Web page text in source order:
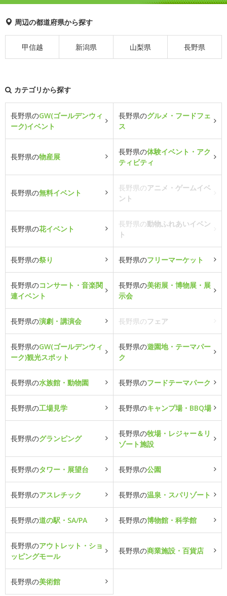
周辺の都道府県から探す
甲信越 新潟県 山梨県 長野県
カテゴリから探す
長野県のGW(ゴールデンウィ
ーク)イベント
長野県のグルメ・フードフェ
ス
長野県の物産展
長野県の体験イベント・アク
ティビティ
長野県の無料イベント
長野県のアニメ・ゲームイベ
ント
長野県の花イベント
長野県の動物ふれあいイベン
ト
長野県の祭り 長野県のフリーマーケット
長野県のコンサート・音楽関
連イベント
長野県の美術展・博物展・展
示会
長野県の演劇・講演会 長野県のフェア
長野県のGW(ゴールデンウィ
ーク)観光スポット
長野県の遊園地・テーマパー
ク
長野県の水族館・動物園 長野県のフードテーマパーク
長野県の工場見学 長野県のキャンプ場・BBQ場
長野県のグランピング
長野県の牧場・レジャー＆リ
ゾート施設
長野県のタワー・展望台 長野県の公園
長野県のアスレチック 長野県の温泉・スパリゾート
長野県の道の駅・SA/PA 長野県の博物館・科学館
長野県のアウトレット・ショ
ッピングモール
長野県の商業施設・百貨店
長野県の美術館